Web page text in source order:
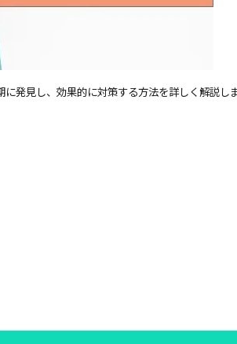
発見し、効果的に対策する方法を詳しく解説し